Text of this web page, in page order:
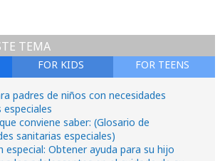
FOR TEENS
FOR KIDS
TEMA
padres de niños con necesidades
conviene saber: (Glosario de
sanitarias especiales)
especial: Obtener ayuda para su hijo